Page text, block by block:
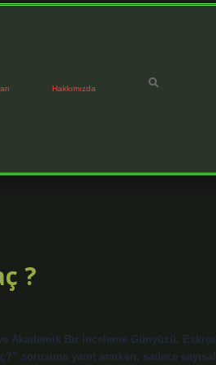
Hakkımızda
?
Akademik Bir İnceleme Günyüzü,
sorusuna yanıt ararken, sadece